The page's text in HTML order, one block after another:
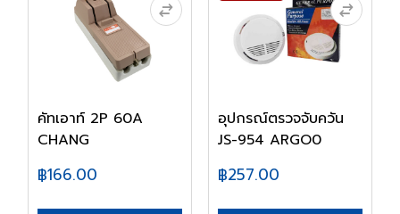
คัทเอาท์ 2P 60A
CHANG
฿166.00
อุปกรณ์ตรวจจับควัน
JS-954 ARGO0
฿257.00